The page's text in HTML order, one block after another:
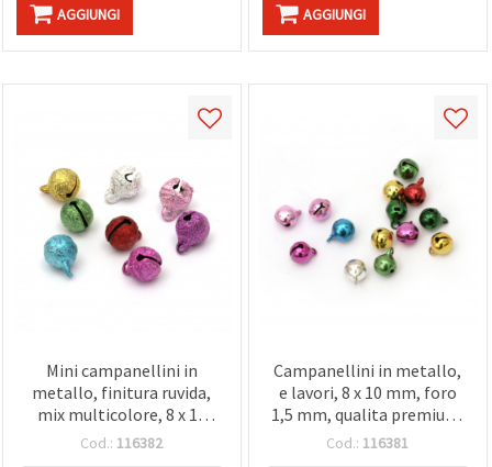
AGGIUNGI AGGIUNGI
Mini campanellini in
metallo, finitura ruvida,
mix multicolore, 8 x 10
mm, foro: 1,5 mm - 20 pz
Cod.: 116382
Campanellini in metallo,
e lavori, 8 x 10 mm, foro
1,5 mm, qualita premium,
colori assortiti MIX - 20 pz
Cod.: 116381